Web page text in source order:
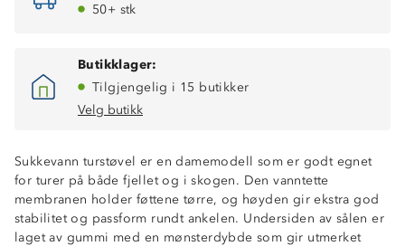
50+ stk
Butikklager:
Tilgjengelig i 15 butikker
Velg butikk
Sukkevann turstøvel er en damemodell som er godt egnet
for turer på både fjellet og i skogen. Den vanntette
membranen holder føttene tørre, og høyden gir ekstra god
stabilitet og passform rundt ankelen. Undersiden av sålen er
laget av gummi med en mønsterdybde som gir utmerket